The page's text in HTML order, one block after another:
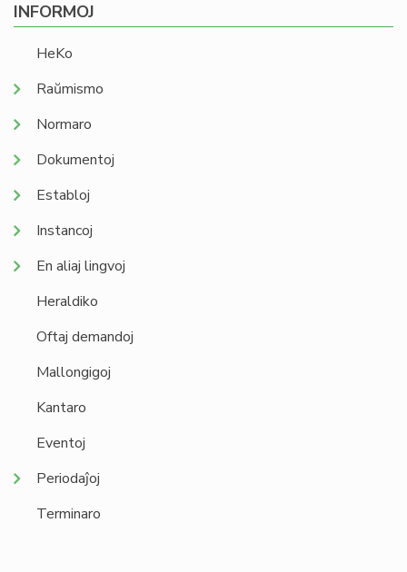
INFORMOJ
HeKo
Raŭmismo
Normaro
Dokumentoj
Establoj
Instancoj
En aliaj lingvoj
Heraldiko
Oftaj demandoj
Mallongigoj
Kantaro
Eventoj
Periodaĵoj
Terminaro